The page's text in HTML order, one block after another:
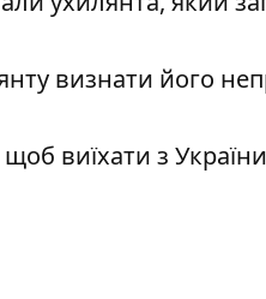
визнати його
виїхати з